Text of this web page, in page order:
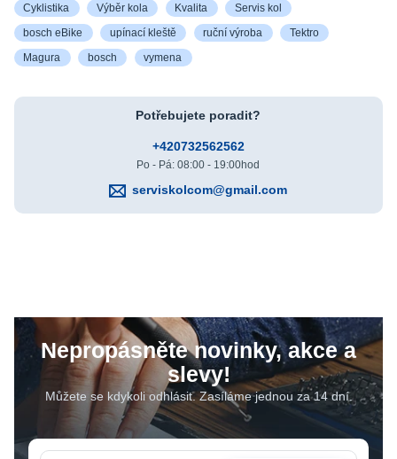
Cyklistika Výběr kola Kvalita Servis kol
bosch eBike upínací kleště ruční výroba Tektro
Magura bosch vymena
Potřebujete poradit?
+420732562562
Po - Pá: 08:00 - 19:00hod
serviskolcom@gmail.com
Nepropásněte novinky, akce a
slevy!
Můžete se kdykoli odhlásit. Zasíláme jednou za 14 dní.